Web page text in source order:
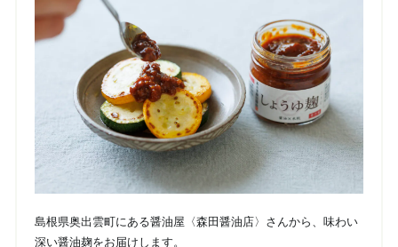
島根県奥出雲町にある醤油屋〈森田醤油店〉さんから、味わい
深い醤油麹をお届けします。